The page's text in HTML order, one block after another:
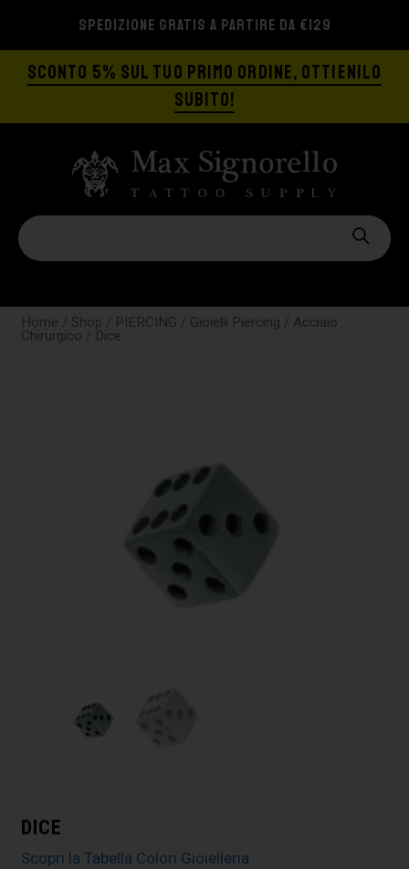
SPEDIZIONE GRATIS A PARTIRE DA €129
SCONTO 5% SUL TUO PRIMO ORDINE, OTTIENILO
SUBITO!
Home / Shop / PIERCING / Gioielli Piercing / Acciaio
Chirurgico / Dice
DICE
Scopri la Tabella Colori Gioielleria